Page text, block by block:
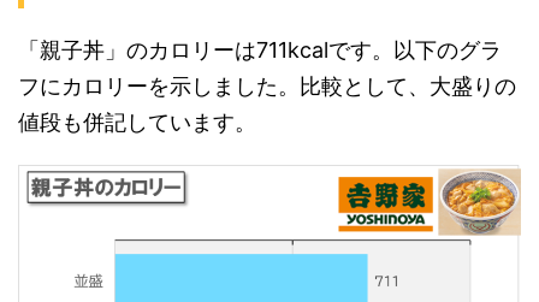
「親子丼」のカロリーは711kcalです。以下のグラ
フにカロリーを示しました。比較として、大盛りの
値段も併記しています。